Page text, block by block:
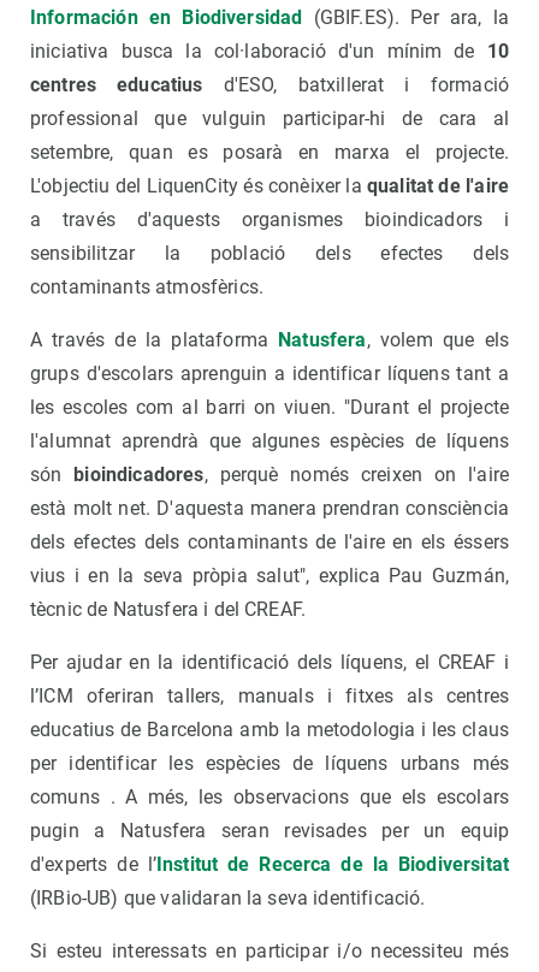
Información en Biodiversidad
(GBIF.ES). Per ara, la
iniciativa busca la col·laboració d'un mínim de 10
centres educatius d'ESO, batxillerat i formació
professional que vulguin participar-hi de cara al
setembre, quan es posarà en marxa el projecte.
L'objectiu del LiquenCity és conèixer la qualitat de l'aire
a través d'aquests organismes bioindicadors i
sensibilitzar la població dels efectes dels
contaminants atmosfèrics.
A través de la plataforma Natusfera, volem que els
grups d'escolars aprenguin a identificar líquens tant a
les escoles com al barri on viuen. "Durant el projecte
l'alumnat aprendrà que algunes espècies de líquens
són
bioindicadores, perquè només creixen on l'aire
està molt net. D'aquesta manera prendran consciència
dels efectes dels contaminants de l'aire en els éssers
vius i en la seva pròpia salut", explica Pau Guzmán,
tècnic de Natusfera i del CREAF.
Per ajudar en la identificació dels líquens, el CREAF i
l’ICM oferiran tallers, manuals i fitxes als centres
educatius de Barcelona amb la metodologia i les claus
per identificar les espècies de líquens urbans més
comuns . A més, les observacions que els escolars
pugin a Natusfera seran revisades per un equip
d'experts de l’Institut de Recerca de la Biodiversitat
(IRBio-UB) que validaran la seva identificació.
Si esteu interessats en participar i/o necessiteu més